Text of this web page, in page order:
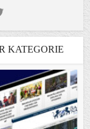
KATEGORIE